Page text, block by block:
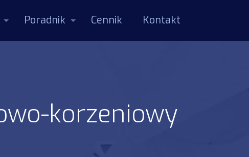
Poradnik Cennik Kontakt
korzeniowy